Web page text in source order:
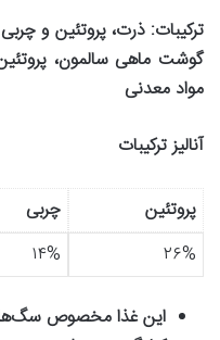
ترکیبات:ذرت، پروتئین و
گوشت ماهی سالمون، پروتئین
مواد معدنی
آنالیز ترکیبات
پروتئین چربی
۲۶%
۱۴%
این غذا مخصوص